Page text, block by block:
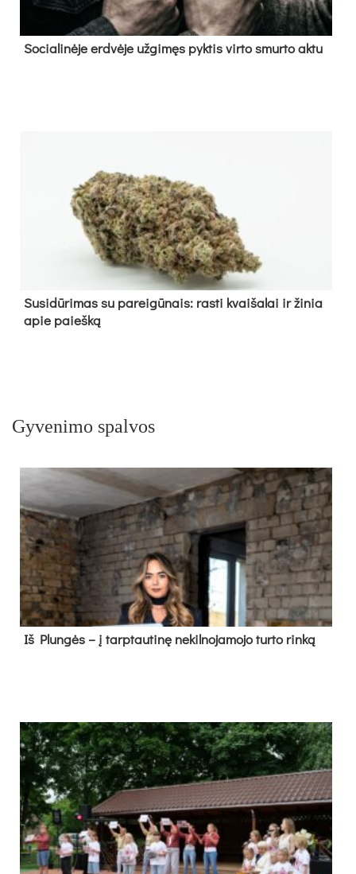
So­cia­li­nė­je erd­vė­je už­gi­męs pyk­tis vir­to smur­to ak­tu
Su­si­dū­ri­mas su pa­rei­gū­nais: ras­ti kvai­ša­lai ir ži­nia
apie paieš­ką
Gyvenimo spalvos
Iš Plungės – į tarptautinę nekilnojamojo turto rinką